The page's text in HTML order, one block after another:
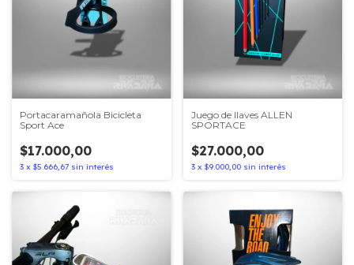
Portacaramañola Bicicleta
Sport Ace
$17.000,00
3 x $5.666,67 sin interés
Juego de llaves ALLEN
SPORTACE
$27.000,00
3 x $9.000,00 sin interés